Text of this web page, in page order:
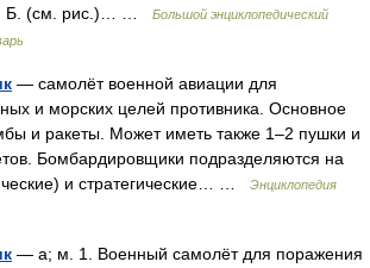
Б. (см. рис.)… …
Большой энциклопедический
— самолёт военной авиации для
и морских целей противника. Основное
и ракеты. Может иметь также 1–2 пушки и
Бомбардировщики подразделяются на
и стратегические… …
Энциклопедия
— а; м. 1. Военный самолёт для поражения